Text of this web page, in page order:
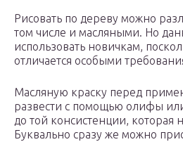
Рисовать по дереву можно
том числе и масляными. Но
использовать новичкам,
отличается особыми
Масляную краску перед
развести с помощью олифы
до той консистенции, которая
Буквально сразу же можно